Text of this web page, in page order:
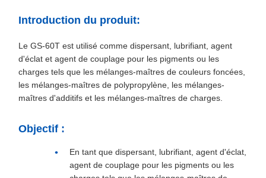
Introduction du produit:
Le GS-60T est utilisé comme dispersant, lubrifiant, agent
d'éclat et agent de couplage pour les pigments ou les
charges tels que les mélanges-maîtres de couleurs foncées,
les mélanges-maîtres de polypropylène, les mélanges-
maîtres d'additifs et les mélanges-maîtres de charges.
Objectif :
En tant que dispersant, lubrifiant, agent d'éclat,
agent de couplage pour les pigments ou les